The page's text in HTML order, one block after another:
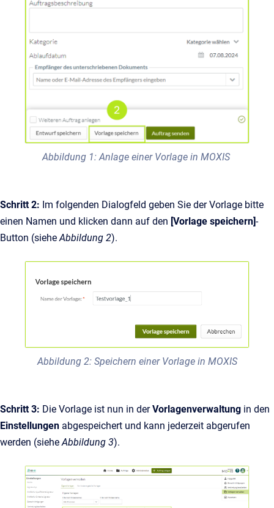
Abbildung 1: Anlage einer Vorlage in MOXIS
Schritt 2: Im folgenden Dialogfeld geben Sie der Vorlage bitte
einen Namen und klicken dann auf den [Vorlage speichern]-
Button (sieheAbbildung 2).
Abbildung 2: Speichern einer Vorlage in MOXIS
Schritt 3: Die Vorlage ist nun in derVorlagenverwaltung in den
Einstellungen abgespeichert und kann jederzeit abgerufen
werden (sieheAbbildung 3).